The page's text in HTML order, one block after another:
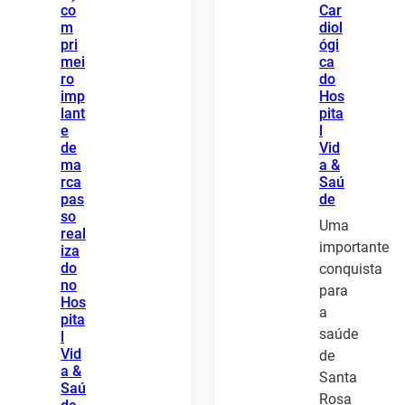
co
m
pri
mei
ro
imp
lant
e
de
ma
rca
pas
so
real
iza
do
no
Hos
pita
l
Vid
a &
Saú
Car
diol
ógi
ca
do
Hos
pita
l
Vid
a &
Saú
de
Uma
importante
conquista
para
a
saúde
de
Santa
Rosa